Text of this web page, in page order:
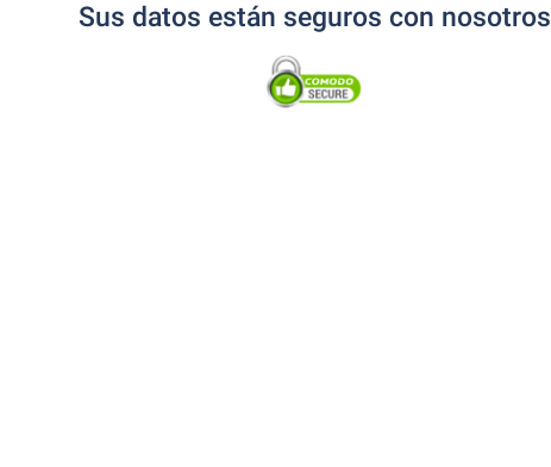
Sus datos están seguros con nosotros